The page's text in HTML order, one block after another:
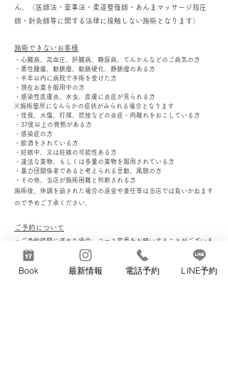
ん。（医師法・薬事法・柔道整復師・あんまマッサージ指圧
師・針灸師等に関する法律に接触しない施術となります）
施術できないお客様
・心臓病、高血圧、肝臓病、糖尿病、てんかんなどのご病気の方
・悪性腫瘍、動脈瘤、動脈硬化、静脈瘤のある方
・半年以内に病院で手術を受けた方
・現在お薬を服用中の方
・感染性皮膚炎、水虫、皮膚に炎症が見られる方
※施術箇所になんらかの症状がみられる場合となります
・怪我、火傷、打撲、捻挫などの炎症・肉離れをおこしている方
・37度以上の発熱がある方
・感染症の方
・飲酒をされている方
・妊娠中、又は妊娠の可能性ある方
・違法な薬物、もしくは多量の薬物を服用されている方
・暴力団関係者であると考えられる言動、風貌の方
・その他、当店が施術困難と判断される方
施術後、体調を崩された場合の返金や責任等は当店では負いかねます
ので予めご了承ください。
ご予約について
・ご予約時間に遅れた場合、コース変更をお願いすることがございま
す。
・キャンセルはご予約の4時間前までにご連絡ください。
Book 最新情報 電話予約 LINE予約